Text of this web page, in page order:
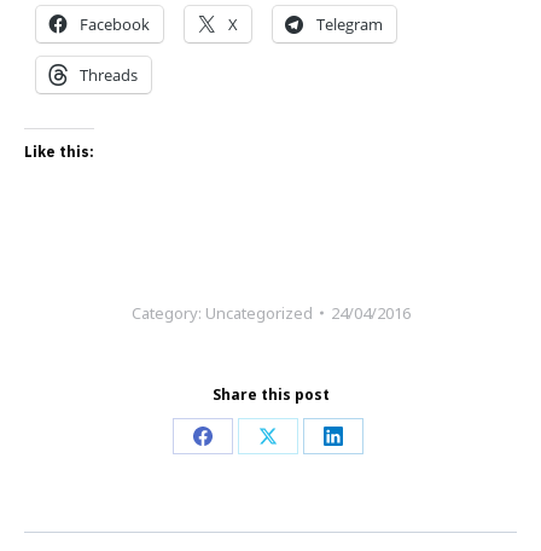
Facebook X Telegram
Threads
Like this:
Category: Uncategorized 24/04/2016
Share this post
Share
Facebook
Share
X
Share
LinkedIn